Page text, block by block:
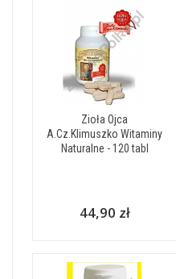
Zioła Ojca
A.Cz.Klimuszko Witaminy
Naturalne - 120 tabl
44,90 zł